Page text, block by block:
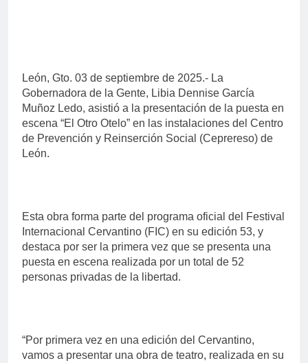
León, Gto. 03 de septiembre de 2025.- La
Gobernadora de la Gente, Libia Dennise García
Muñoz Ledo, asistió a la presentación de la puesta en
escena “El Otro Otelo” en las instalaciones del Centro
de Prevención y Reinserción Social (Ceprereso) de
León.
Esta obra forma parte del programa oficial del Festival
Internacional Cervantino (FIC) en su edición 53, y
destaca por ser la primera vez que se presenta una
puesta en escena realizada por un total de 52
personas privadas de la libertad.
“Por primera vez en una edición del Cervantino,
vamos a presentar una obra de teatro, realizada en su